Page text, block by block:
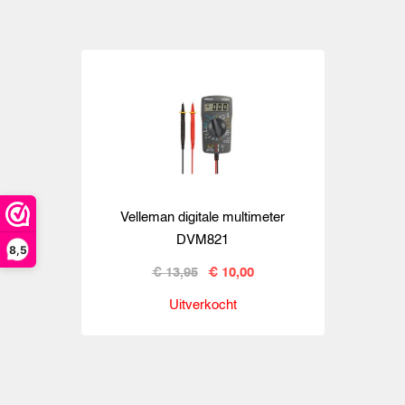
8,5
Velleman digitale multimeter
DVM821
€ 13,95 € 10,00
Uitverkocht